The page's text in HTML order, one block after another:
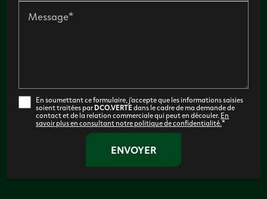
Message*
En soumettant ce formulaire, j'accepte que les informations saisies
soient traitées parDCO.VERTEdans le cadre de ma demande de
contact et de la relation commerciale qui peut en découler.En
savoir plus en consultant notre politique de confidentialité.*